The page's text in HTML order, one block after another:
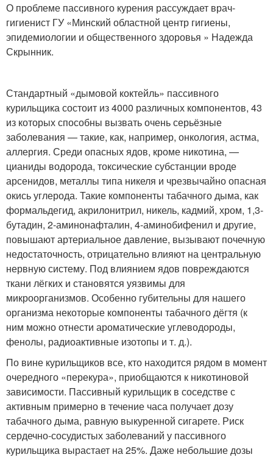
О проблеме пассивного курения рассуждает врач-
гигиенист ГУ «Минский областной центр гигиены,
эпидемиологии и общественного здоровья » Надежда
Скрынник.
Стандартный «дымовой коктейль» пассивного
курильщика состоит из 4000 различных компонентов, 43
из которых способны вызвать очень серьёзные
заболевания — такие, как, например, онкология, астма,
аллергия. Среди опасных ядов, кроме никотина, —
цианиды водорода, токсические субстанции вроде
арсенидов, металлы типа никеля и чрезвычайно опасная
окись углерода. Такие компоненты табачного дыма, как
формальдегид, акрилонитрил, никель, кадмий, хром, 1,3-
бутадин, 2-аминонафталин, 4-аминобифенил и другие,
повышают артериальное давление, вызывают почечную
недостаточность, отрицательно влияют на центральную
нервную систему. Под влиянием ядов повреждаются
ткани лёгких и становятся уязвимы для
микроорганизмов. Особенно губительны для нашего
организма некоторые компоненты табачного дёгтя (к
ним можно отнести ароматические углеводороды,
фенолы, радиоактивные изотопы и т. д.).
По вине курильщиков все, кто находится рядом в момент
очередного «перекура», приобщаются к никотиновой
зависимости. Пассивный курильщик в соседстве с
активным примерно в течение часа получает дозу
табачного дыма, равную выкуренной сигарете. Риск
сердечно-сосудистых заболеваний у пассивного
курильщика вырастает на 25%. Даже небольшие дозы